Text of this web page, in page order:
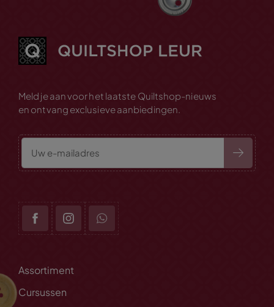
Meld je aan voor het laatste Quiltshop-nieuws
en ontvang exclusieve aanbiedingen.
Assortiment
Cursussen